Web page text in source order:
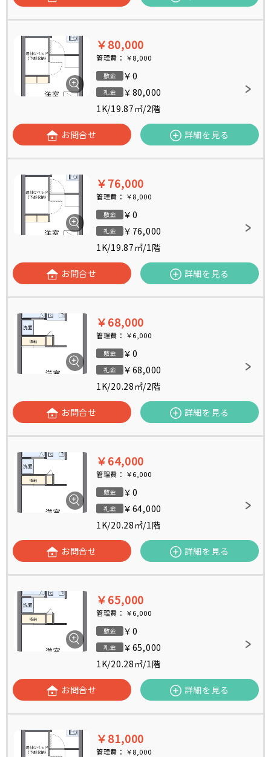
￥80,000
管理費： ￥8,000
敷金 ￥0
礼金
￥80,000
1K/19.87㎡/2階
お問合せ 詳細を見る
￥76,000
管理費： ￥8,000
敷金 ￥0
礼金
￥76,000
1K/19.87㎡/1階
お問合せ 詳細を見る
￥68,000
管理費： ￥6,000
敷金 ￥0
礼金
￥68,000
1K/20.28㎡/2階
お問合せ 詳細を見る
￥64,000
管理費： ￥6,000
敷金 ￥0
礼金
￥64,000
1K/20.28㎡/1階
お問合せ 詳細を見る
￥65,000
管理費： ￥6,000
敷金 ￥0
礼金
￥65,000
1K/20.28㎡/1階
お問合せ 詳細を見る
￥81,000
管理費： ￥8,000